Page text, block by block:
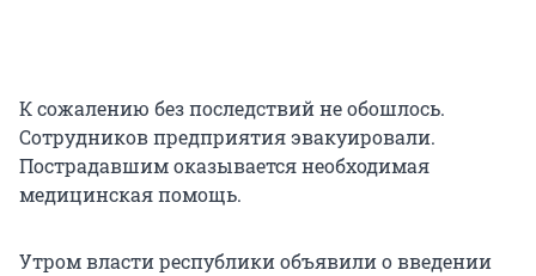
К сожалению без последствий не обошлось.
Сотрудников предприятия эвакуировали.
Пострадавшим оказывается необходимая
медицинская помощь.
Утром власти республики объявили о введении